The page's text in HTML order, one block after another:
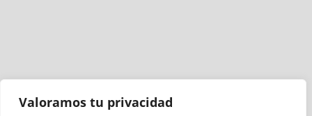
Valoramos tu privacidad